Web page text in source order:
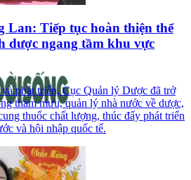
Lan: Tiếp tục hoàn thiện thể
dược ngang tầm khu vực
phát triển, Cục Quản lý Dược đã trở
tham mưu, quản lý nhà nước về dược,
thuốc chất lượng, thúc đẩy phát triển
và hội nhập quốc tế.